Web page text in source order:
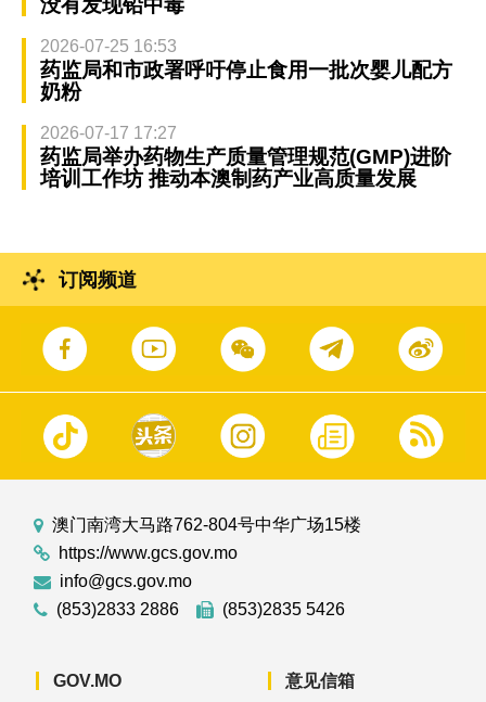
没有发现铅中毒
2026-07-25 16:53
药监局和市政署呼吁停止食用一批次婴儿配方
奶粉
2026-07-17 17:27
药监局举办药物生产质量管理规范(GMP)进阶
培训工作坊 推动本澳制药产业高质量发展
订阅频道
澳门南湾大马路762-804号中华广场15楼
https://www.gcs.gov.mo
info@gcs.gov.mo
(853)2833 2886
(853)2835 5426
GOV.MO 意见信箱